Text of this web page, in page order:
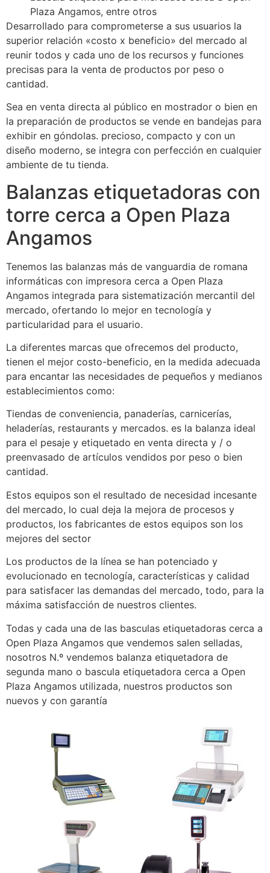
Plaza Angamos, entre otros
Desarrollado para comprometerse a sus usuarios la
superior relación «costo x beneficio» del mercado al
reunir todos y cada uno de los recursos y funciones
precisas para la venta de productos por peso o
cantidad.
Sea en venta directa al público en mostrador o bien en
la preparación de productos se vende en bandejas para
exhibir en góndolas. precioso, compacto y con un
diseño moderno, se integra con perfección en cualquier
ambiente de tu tienda.
Balanzas etiquetadoras con
torre cerca a Open Plaza
Angamos
Tenemos las balanzas más de vanguardia de romana
informáticas con impresora cerca a Open Plaza
Angamos integrada para sistematización mercantil del
mercado, ofertando lo mejor en tecnología y
particularidad para el usuario.
La diferentes marcas que ofrecemos del producto,
tienen el mejor costo-beneficio, en la medida adecuada
para encantar las necesidades de pequeños y medianos
establecimientos como:
Tiendas de conveniencia, panaderías, carnicerías,
heladerías, restaurants y mercados. es la balanza ideal
para el pesaje y etiquetado en venta directa y / o
preenvasado de artículos vendidos por peso o bien
cantidad.
Estos equipos son el resultado de necesidad incesante
del mercado, lo cual deja la mejora de procesos y
productos, los fabricantes de estos equipos son los
mejores del sector
Los productos de la línea se han potenciado y
evolucionado en tecnología, características y calidad
para satisfacer las demandas del mercado, todo, para la
máxima satisfacción de nuestros clientes.
Todas y cada una de las basculas etiquetadoras cerca a
Open Plaza Angamos que vendemos salen selladas,
nosotros N.º vendemos balanza etiquetadora de
segunda mano o bascula etiquetadora cerca a Open
Plaza Angamos utilizada, nuestros productos son
nuevos y con garantía